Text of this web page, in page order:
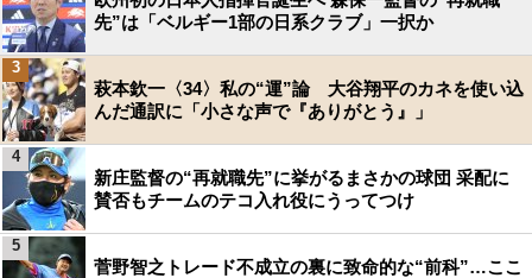
先”は「ベルギー1部の日系クラブ」一択か
萩本欽一〈34〉私の“運”論 大谷翔平のカネを使い込
んだ通訳に「小さな声で『ありがとう』」
3
新庄監督の“再就職先”に挙がるまさかの球団 采配に
賛否もチームのテコ入れ役にうってつけ
4
菅野智之トレード不成立の裏に致命的な“前科”…ここ
5